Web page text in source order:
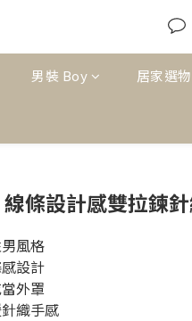
男裝 Boy 居家選物
條設計感雙拉鍊
風格
設計
外罩
織手感